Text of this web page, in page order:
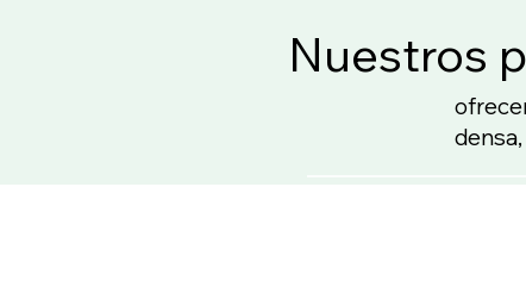
Nuestros